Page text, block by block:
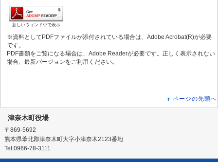
新しいウィンドウで表示
※資料としてPDFファイルが添付されている場合は、Adobe Acrobat(R)が必要
です。
PDF書類をご覧になる場合は、Adobe Readerが必要です。正しく表示されない
場合、最新バージョンをご利用ください。
ページの先頭へ
津奈木町役場
〒869-5692
熊本県葦北郡津奈木町大字小津奈木2123番地
Tel:0966-78-3111